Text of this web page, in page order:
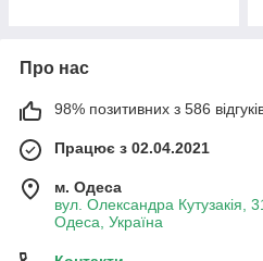
Про нас
98% позитивних з 586
Працює з 02.04.2021
м. Одеса
вул. Олександра Кутузакія,
Одеса, Україна